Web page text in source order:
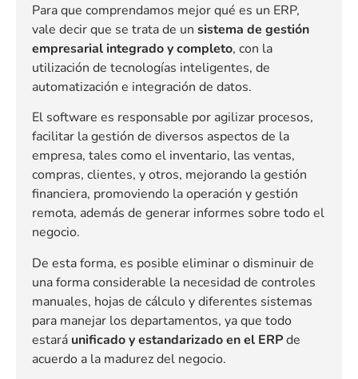
Para que comprendamos mejor qué es un ERP,
vale decir que se trata de un sistema de gestión
empresarial integrado y completo, con la
utilización de tecnologías inteligentes, de
automatización e integración de datos.
El software es responsable por agilizar procesos,
facilitar la gestión de diversos aspectos de la
empresa, tales como el inventario, las ventas,
compras, clientes, y otros, mejorando la gestión
financiera, promoviendo la operación y gestión
remota, además de generar informes sobre todo el
negocio.
De esta forma, es posible eliminar o disminuir de
una forma considerable la necesidad de controles
manuales, hojas de cálculo y diferentes sistemas
para manejar los departamentos, ya que todo
estará unificado y estandarizado en el ERPde
acuerdo a la madurez del negocio.